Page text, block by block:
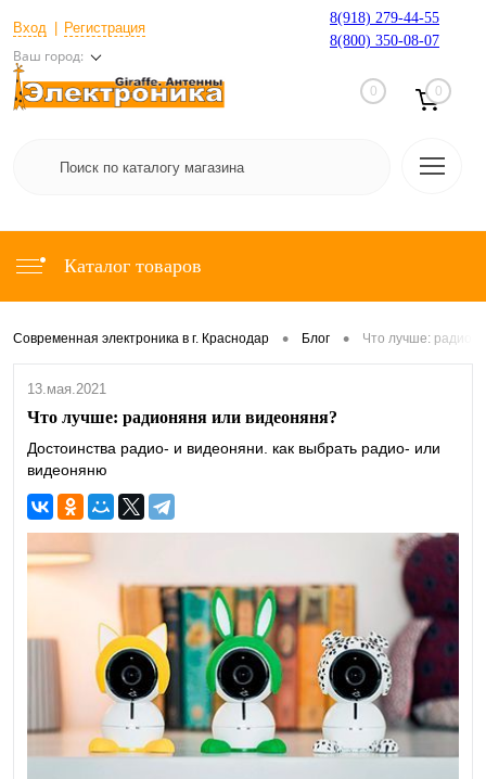
Вход Регистрация
Ваш город:
8(918) 279-44-55
8(800) 350-08-07
0 0
Каталог товаров
Современная электроника в г. Краснодар • Блог • Что лучше:
13.мая.2021
Что лучше: радионяня или видеоняня?
Достоинства радио- и видеоняни. как выбрать радио- или
видеоняню